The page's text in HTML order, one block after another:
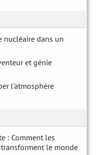
nucléaire dans un
et génie
l'atmosphère
: Comment les
le monde